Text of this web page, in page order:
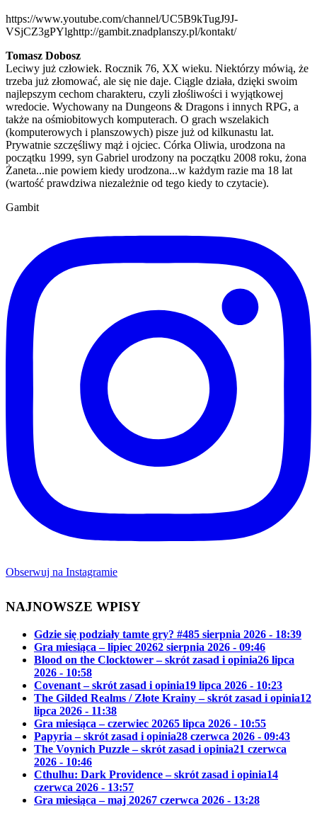
https://www.youtube.com/channel/UC5B9kTugJ9J-
VSjCZ3gPYlghttp://gambit.znadplanszy.pl/kontakt/
Tomasz Dobosz
Leciwy już człowiek. Rocznik 76, XX wieku. Niektórzy mówią, że
trzeba już złomować, ale się nie daje. Ciągle działa, dzięki swoim
najlepszym cechom charakteru, czyli złośliwości i wyjątkowej
wredocie. Wychowany na Dungeons & Dragons i innych RPG, a
także na ośmiobitowych komputerach. O grach wszelakich
(komputerowych i planszowych) pisze już od kilkunastu lat.
Prywatnie szczęśliwy mąż i ojciec. Córka Oliwia, urodzona na
początku 1999, syn Gabriel urodzony na początku 2008 roku, żona
Żaneta...nie powiem kiedy urodzona...w każdym razie ma 18 lat
(wartość prawdziwa niezależnie od tego kiedy to czytacie).
Gambit
Obserwuj na Instagramie
NAJNOWSZE WPISY
Gdzie się podziały tamte gry? #485 sierpnia 2026 - 18:39
Gra miesiąca – lipiec 20262 sierpnia 2026 - 09:46
Blood on the Clocktower – skrót zasad i opinia26 lipca
2026 - 10:58
Covenant – skrót zasad i opinia19 lipca 2026 - 10:23
The Gilded Realms / Złote Krainy – skrót zasad i opinia12
lipca 2026 - 11:38
Gra miesiąca – czerwiec 20265 lipca 2026 - 10:55
Papyria – skrót zasad i opinia28 czerwca 2026 - 09:43
The Voynich Puzzle – skrót zasad i opinia21 czerwca
2026 - 10:46
Cthulhu: Dark Providence – skrót zasad i opinia14
czerwca 2026 - 13:57
Gra miesiąca – maj 20267 czerwca 2026 - 13:28